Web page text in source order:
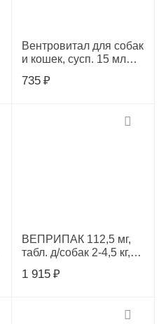
Вентровитал для собак
и кошек, сусп. 15 мл
735 ₽
ВЕПРИПАК 112,5 мг,
табл. д/собак 2-4,5 кг,(1
1 915 ₽